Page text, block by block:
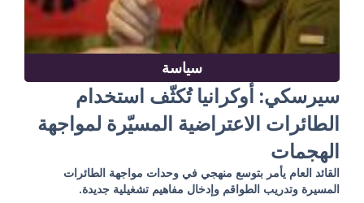
سياسة
سيرسكي: أوكرانيا تُكثّف استخدام
الطائرات الاعتراضية المسيّرة لمواجهة
الهجمات
القائد العام يأمر بتوسع منهجي في وحدات مواجهة الطائرات
المسيرة وتدريب الطواقم وإدخال مفاهيم تشغيلية جديدة.